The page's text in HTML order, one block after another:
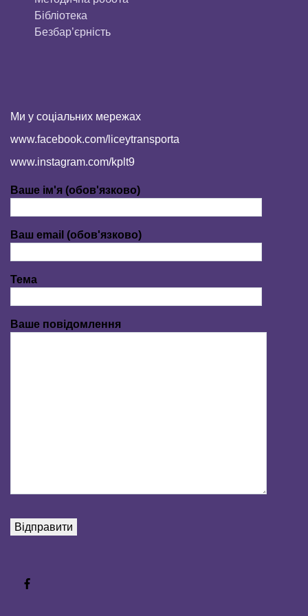
Бібліотека
Безбар’єрність
Ми у соціальних мережах
www.facebook.com/liceytransporta
www.instagram.com/kplt9
Ваше ім'я (обов'язково)
Ваш email (обов'язково)
Тема
Ваше повідомлення